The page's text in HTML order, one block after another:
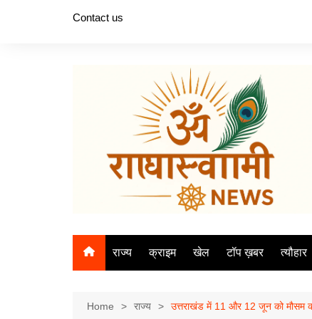
Contact us
राज्य क्राइम खेल टॉप ख़बर त्यौहार
Home राज्य उत्तराखंड में 11 और 12 जून को मौसम